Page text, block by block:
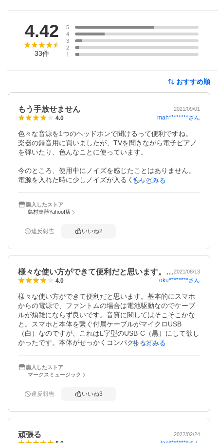
4.42
33件
5
4
3
2
1
おすすめ順
もう手放せません 2021/09/01
4.0 mah********さん
色々な音源を1つのヘッドホンで聞けるって便利ですね。
楽器の録音用に買いましたが、TVを聞きながら電子ピアノ
を弾いたり、色んなことに使っています。
今のところ、使用中にノイズを感じたことはありません。
電源を入れた時に少しノイズが入るくらいです。
なので、私は乾電池を入れずに使っています。
iPhoneと繋げばiPhoneの電池だけで動きますし、電池の減
よほどiPhoneの充電が少ない時でなければ問題ないと思い
なお、コンデンサーマイクにファンタム電源を供給するに
私はコンデンサーマイクを使わないので、問題ありません
でした。
iPhoneを立てる溝は狭いので、差し込めるのは厚さ9mmく
らいまでです。
ケースで厚みが増していると入らないかも知れませんが、
立てかけることはできるかも知れません。
私はiPhoneをスマートホンスタンドやミニ三脚に立てて使
うことが多いので、この溝を使うことはなさそうです。
もっとみる
購入したストア
島村楽器Yahoo!店
違反報告 いいね2
様々な使い方ができて便利だと思います。…2021/08/13
4.0 oku********さん
様々な使い方ができて便利だと思います。基本的にスマホ
からの電源で、ファントムの場合は電池駆動なのでケーブ
ルが煩雑にならず良いです。音質に関してはそこそこかな
と。スマホと本体を繋ぐ付属ケーブルがマイクロUSB
（白）なのですが、これはL字型のUSB-C（黒）にして欲し
かったです。本体がせっかくコンパクトなのに、マイクロU
じました。その辺りが、星１つ欠けるポイントになりまし
たが、他商品にはない機能満載なので、機能を全て活かせ
もっとみる
購入したストア
マークスミュージック
違反報告 いいね3
頑張る 2022/02/24